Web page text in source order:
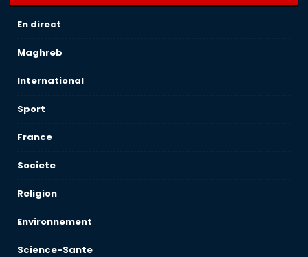
En direct
Maghreb
International
Sport
France
Societe
Religion
Environnement
Science-Sante